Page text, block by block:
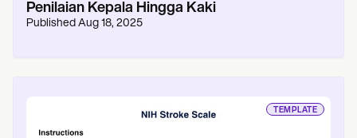
Penilaian Kepala Hingga Kaki
Published Aug 18, 2025
TEMPLATE